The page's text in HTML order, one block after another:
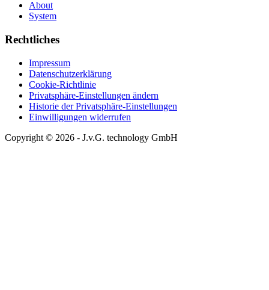
About
System
Rechtliches
Impressum
Datenschutzerklärung
Cookie-Richtlinie
Privatsphäre-Einstellungen ändern
Historie der Privatsphäre-Einstellungen
Einwilligungen widerrufen
Copyright © 2026 - J.v.G. technology GmbH